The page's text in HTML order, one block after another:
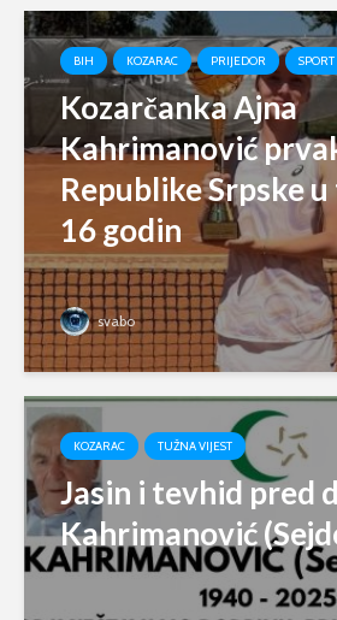
BIH KOZARAC PRIJEDOR SPORT
Kozarčanka Ajna
Kahrimanović
Republike Srpske
16 godin
svabo
KOZARAC TUŽNA VIJEST
Jasin i tevhid pred
Kahrimanović